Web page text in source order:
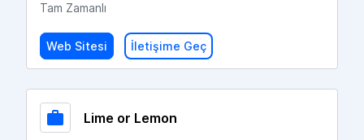
Tam Zamanlı
Web Sitesi İletişime Geç
Lime or Lemon